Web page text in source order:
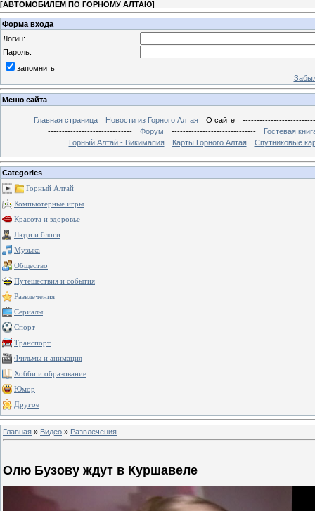
[АВТОМОБИЛЕМ ПО ГОРНОМУ АЛТАЮ]
Форма входа
Логин:
Пароль:
запомнить
Меню сайта
Главная страница Новости из Горного Алтая О сайте
------------------------------
Форум ------------------------------
Гостевая
Горный Алтай - Викимапия
Карты Горного Алтая Спутниковые
Categories
Горный Алтай
Компьютерные игры
Красота и здоровье
Люди и блоги
Музыка
Общество
Путешествия и события
Развлечения
Сериалы
Спорт
Транспорт
Фильмы и анимация
Хобби и образование
Юмор
Другое
Главная » Видео » Развлечения
Олю Бузову ждут в Куршавеле